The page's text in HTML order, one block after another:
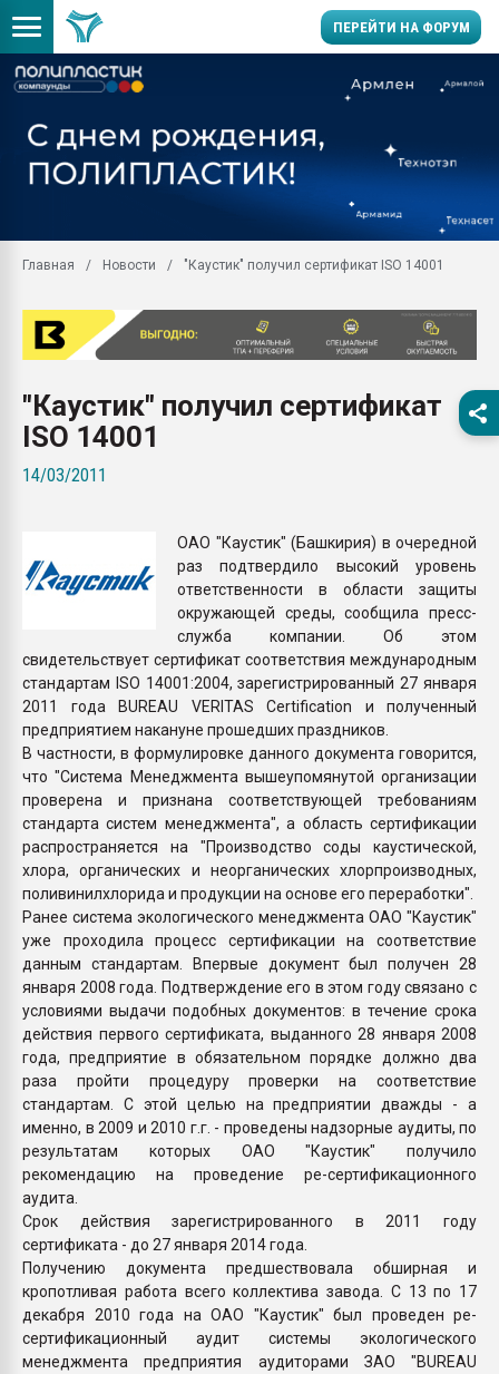
ПЕРЕЙТИ НА ФОРУМ
заводу пластмасс"
Помощь в подборе
Вакуум-формовочные
ближайшее
Подмосковье, Москва
первый план в
пластмасс
бутылок
ПЕРЕЙТИ НА
Главная Новости "Каустик" получил сертификат ISO 14001
"Каустик" получил сертификат
ISO 14001
14/03/2011
ОАО "Каустик" (Башкирия) в очередной
раз подтвердило высокий уровень
ответственности в области защиты
окружающей среды, сообщила пресс-
служба компании. Об этом
свидетельствует сертификат соответствия международным
стандартам ISO 14001:2004, зарегистрированный 27 января
2011 года BUREAU VERITAS Certification и полученный
предприятием накануне прошедших праздников.
В частности, в формулировке данного документа говорится,
что "Система Менеджмента вышеупомянутой организации
проверена и признана соответствующей требованиям
стандарта систем менеджмента", а область сертификации
распространяется на "Производство соды каустической,
хлора, органических и неорганических хлорпроизводных,
поливинилхлорида и продукции на основе его переработки".
Ранее система экологического менеджмента ОАО "Каустик"
уже проходила процесс сертификации на соответствие
данным стандартам. Впервые документ был получен 28
января 2008 года. Подтверждение его в этом году связано с
условиями выдачи подобных документов: в течение срока
действия первого сертификата, выданного 28 января 2008
года, предприятие в обязательном порядке должно два
раза пройти процедуру проверки на соответствие
стандартам. С этой целью на предприятии дважды - а
именно, в 2009 и 2010 г.г. - проведены надзорные аудиты, по
результатам которых ОАО "Каустик" получило
рекомендацию на проведение ре-сертификационного
аудита.
Срок действия зарегистрированного в 2011 году
сертификата - до 27 января 2014 года.
Получению документа предшествовала обширная и
кропотливая работа всего коллектива завода. С 13 по 17
декабря 2010 года на ОАО "Каустик" был проведен ре-
сертификационный аудит системы экологического
менеджмента предприятия аудиторами ЗАО "BUREAU